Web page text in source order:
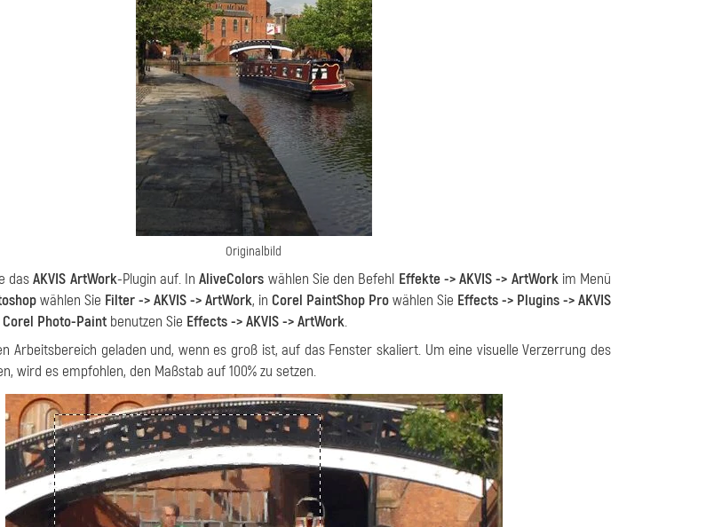
Originalbild
dasAKVIS ArtWork-Plugin auf. InAliveColors wählen Sie den Befehl Effekte -> AKVIS -> ArtWorkim Menü
wählen Sie Filter -> AKVIS -> ArtWork, in Corel PaintShop Prowählen Sie Effects -> Plugins -> AKVIS
Corel Photo-Paint benutzen Sie Effects -> AKVIS -> ArtWork.
Arbeitsbereich geladen und, wenn es groß ist, auf das Fenster skaliert. Um eine visuelle Verzerrung des
wird es empfohlen, den Maßstab auf 100% zu setzen.